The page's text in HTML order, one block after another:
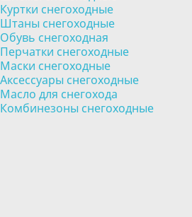
Куртки снегоходные
Штаны снегоходные
Обувь снегоходная
Перчатки снегоходные
Маски снегоходные
Аксессуары снегоходные
Масло для снегохода
Комбинезоны снегоходные